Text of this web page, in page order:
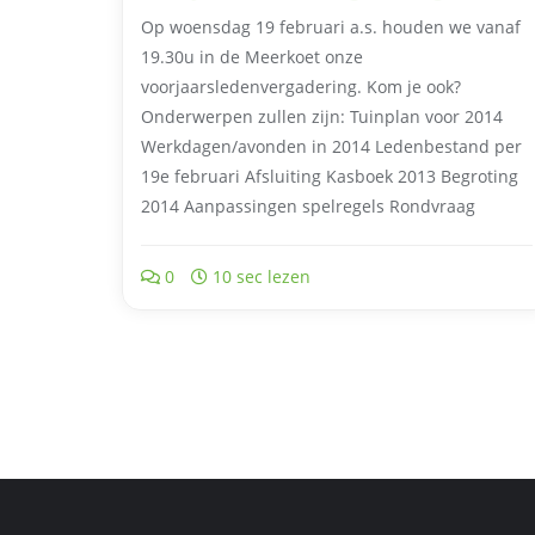
Op woensdag 19 februari a.s. houden we vanaf
19.30u in de Meerkoet onze
voorjaarsledenvergadering. Kom je ook?
Onderwerpen zullen zijn: Tuinplan voor 2014
Werkdagen/avonden in 2014 Ledenbestand per
19e februari Afsluiting Kasboek 2013 Begroting
2014 Aanpassingen spelregels Rondvraag
0 10 sec lezen